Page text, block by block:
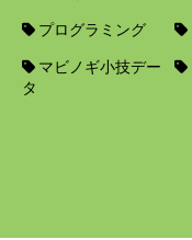
プログラミング
マビノギ小技デー
タ